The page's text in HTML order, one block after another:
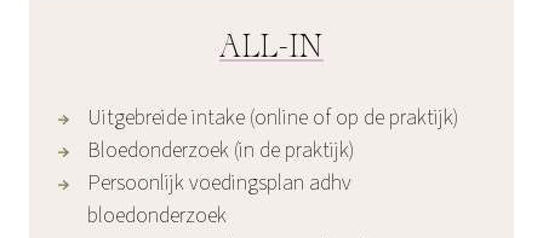
ALL-IN
Uitgebreide intake (online of op de praktijk)
Bloedonderzoek (in de praktijk)
Persoonlijk voedingsplan adhv
bloedonderzoek